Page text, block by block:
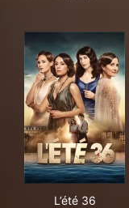
L’été 36